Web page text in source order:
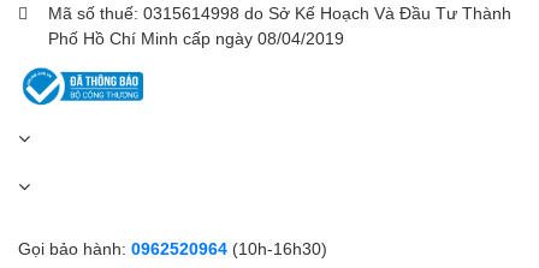
Mã số thuế: 0315614998 do Sở Kế Hoạch Và Đầu Tư Thành
Phố Hồ Chí Minh cấp ngày 08/04/2019
Gọi bảo hành: 0962520964 (10h-16h30)